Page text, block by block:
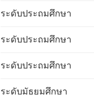
ระดับประถมศึกษา
ระดับประถมศึกษา
ระดับประถมศึกษา
ระดับมัธยมศึกษา